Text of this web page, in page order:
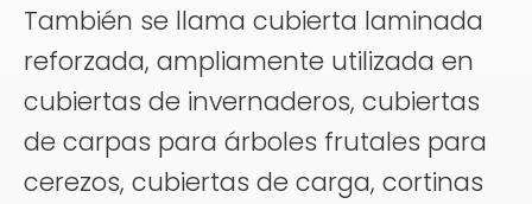
También se llama cubierta laminada
reforzada, ampliamente utilizada en
cubiertas de invernaderos, cubiertas
de carpas para árboles frutales para
cerezos, cubiertas de carga, cortinas